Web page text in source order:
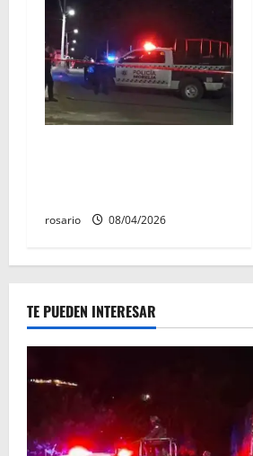
rosario 08/04/2026
TE PUEDEN INTERESAR